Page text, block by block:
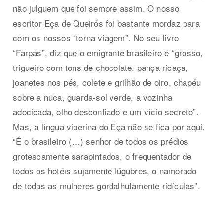
não julguem que foi sempre assim. O nosso
escritor Eça de Queirós foi bastante mordaz para
com os nossos “torna viagem”. No seu livro
“Farpas”, diz que o emigrante brasileiro é “grosso,
trigueiro com tons de chocolate, pança ricaça,
joanetes nos pés, colete e grilhão de oiro, chapéu
sobre a nuca, guarda-sol verde, a vozinha
adocicada, olho desconfiado e um vício secreto”.
Mas, a língua viperina do Eça não se fica por aqui.
“É o brasileiro (…) senhor de todos os prédios
grotescamente sarapintados, o frequentador de
todos os hotéis sujamente lúgubres, o namorado
de todas as mulheres gordalhufamente ridículas”.